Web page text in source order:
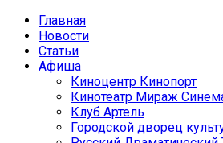
Главная
Новости
Статьи
Афиша
Киноцентр Кинопорт
Кинотеатр Мираж
Клуб Артель
Городской дворец